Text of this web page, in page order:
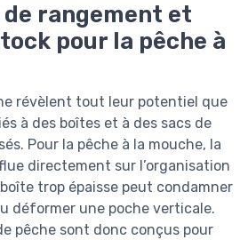
rangement et
pour la pêche à
révèlent tout leur potentiel que
à des boîtes et à des sacs de
Pour la pêche à la mouche, la
directement sur l’organisation
trop épaisse peut condamner
déformer une poche verticale.
pêche sont donc conçus pour